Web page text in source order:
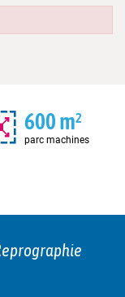
600 m²
parc machines